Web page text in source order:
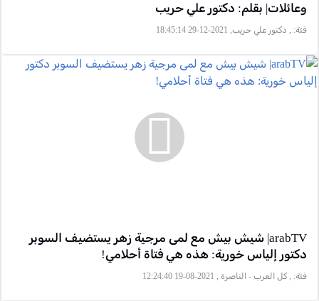
وعائلات| بقلم: دكتور علي حريب
فئة: , دكتور علي حريب, 2021-12-29 18:45:14
arabTV| شيش بيش مع لمى مرجية زهر يستضيف السوبر
دكتور إلياس خورية: هذه هي فتاة أحلامي!
فئة: , كل العرب - الناصرة , 2021-08-19 12:24:40